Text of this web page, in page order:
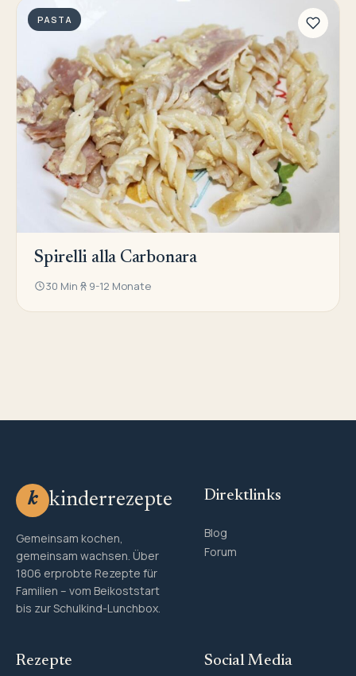
PASTA
Spirelli alla Carbonara
30 Min 9-12 Monate
k kinderrezepte
Gemeinsam kochen,
gemeinsam wachsen. Über
1806 erprobte Rezepte für
Familien – vom Beikoststart
bis zur Schulkind-Lunchbox.
Direktlinks
Blog
Forum
Rezepte Social Media